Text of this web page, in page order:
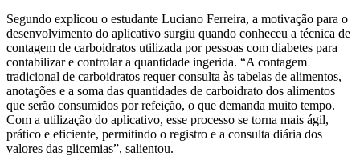
Segundo explicou o estudante Luciano Ferreira, a motivação para o
desenvolvimento do aplicativo surgiu quando conheceu a técnica de
contagem de carboidratos utilizada por pessoas com diabetes para
contabilizar e controlar a quantidade ingerida. “A contagem
tradicional de carboidratos requer consulta às tabelas de alimentos,
anotações e a soma das quantidades de carboidrato dos alimentos
que serão consumidos por refeição, o que demanda muito tempo.
Com a utilização do aplicativo, esse processo se torna mais ágil,
prático e eficiente, permitindo o registro e a consulta diária dos
valores das glicemias”, salientou.